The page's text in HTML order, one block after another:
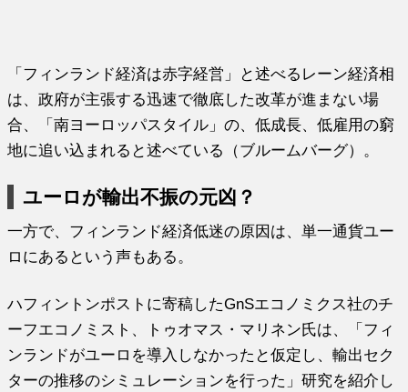
「フィンランド経済は赤字経営」と述べるレーン経済相
は、政府が主張する迅速で徹底した改革が進まない場
合、「南ヨーロッパスタイル」の、低成長、低雇用の窮
地に追い込まれると述べている（ブルームバーグ）。
ユーロが輸出不振の元凶？
一方で、フィンランド経済低迷の原因は、単一通貨ユー
ロにあるという声もある。
ハフィントンポストに寄稿したGnSエコノミクス社のチ
ーフエコノミスト、トゥオマス・マリネン氏は、「フィ
ンランドがユーロを導入しなかったと仮定し、輸出セク
ターの推移のシミュレーションを行った」研究を紹介し